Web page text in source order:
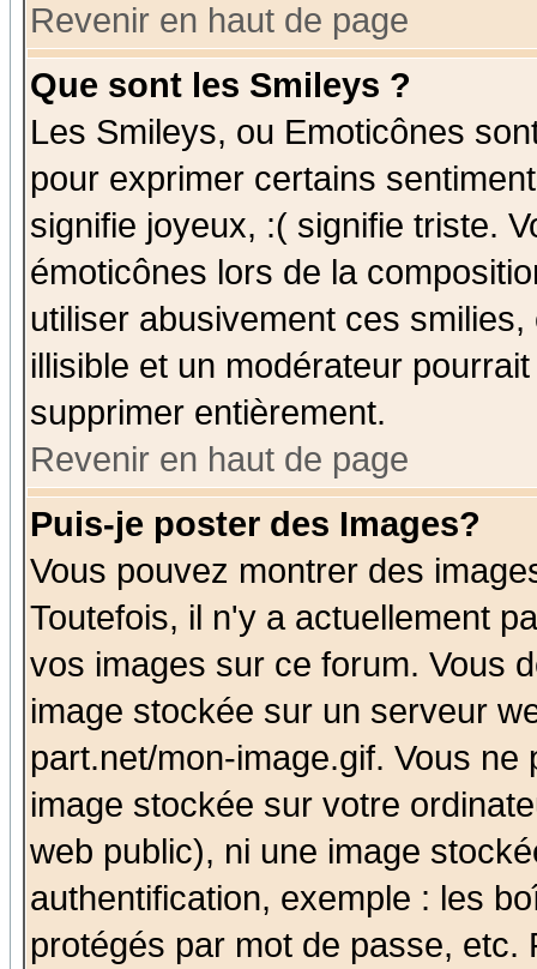
Revenir en haut de page
Que sont les Smileys ?
Les Smileys, ou Emoticônes
pour exprimer certains
signifie joyeux, :( signifie triste.
émoticônes lors de la
utiliser abusivement ces
illisible et un modérateur
supprimer entièrement.
Revenir en haut de page
Puis-je poster des Images?
Vous pouvez montrer des
Toutefois, il n'y a actuellement
vos images sur ce forum. Vous
image stockée sur un serveur
part.net/mon-image.gif. Vous
image stockée sur votre
web public), ni une image
authentification, exemple : les
protégés par mot de passe,